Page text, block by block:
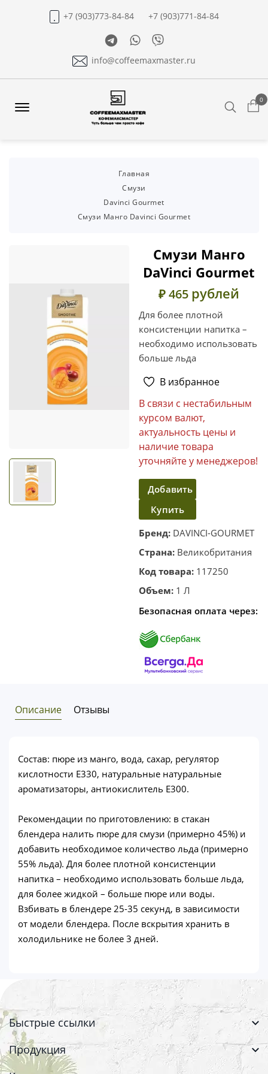
+7 (903)773-84-84
+7 (903)771-84-84
TelegramWhatsapp
Viber
info@coffeemaxmaster.ru
0
Главная
Смузи
Davinci Gourmet
Смузи Манго Davinci Gourmet
Смузи Манго
DaVinci Gourmet
₽ 465 рублей
Для более плотной
консистенции напитка –
необходимо использовать
больше льда
В избранное
В связи с нестабильным
курсом валют,
актуальность цены и
наличие товара
уточняйте у менеджеров!
Добавить
в
корзину
Купить
в один
клик
Бренд: DAVINCI-GOURMET
Страна: Великобритания
Код товара: 117250
Объем: 1 Л
Безопасная оплата через:
Описание Отзывы
Состав: пюре из манго, вода, сахар, регулятор
кислотности Е330, натуральные натуральные
ароматизаторы, антиокислитель Е300.
Рекомендации по приготовлению: в стакан
блендера налить пюре для смузи (примерно 45%) и
добавить необходимое количество льда (примерно
55% льда). Для более плотной консистенции
напитка – необходимо использовать больше льда,
для более жидкой – больше пюре или воды.
Взбивать в блендере 25-35 секунд, в зависимости
от модели блендера. После вскрытия хранить в
холодильнике не более 3 дней.
Быстрые ссылки
Продукция